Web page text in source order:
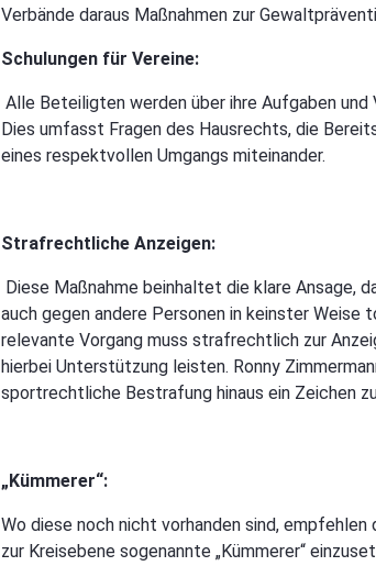
Verbände daraus Maßnahmen zur
Schulungen für Vereine:
Alle Beteiligten werden über ihre Aufgaben
Dies umfasst Fragen des Hausrechts, die
eines respektvollen Umgangs miteinander.
Strafrechtliche Anzeigen:
Diese Maßnahme beinhaltet die klare Ansage,
auch gegen andere Personen in keinster
relevante Vorgang muss strafrechtlich zur
hierbei Unterstützung leisten. Ronny
sportrechtliche Bestrafung hinaus ein Zeichen
„Kümmerer“:
Wo diese noch nicht vorhanden sind, empfehlen
zur Kreisebene sogenannte „Kümmerer“